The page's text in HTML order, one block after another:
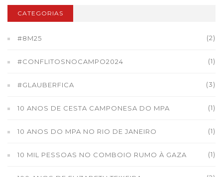
CATEGORIAS
#8M25 (2)
#CONFLITOSNOCAMPO2024 (1)
#GLAUBERFICA (3)
10 ANOS DE CESTA CAMPONESA DO MPA (1)
10 ANOS DO MPA NO RIO DE JANEIRO (1)
10 MIL PESSOAS NO COMBOIO RUMO À GAZA (1)